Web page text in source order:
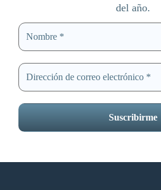
del año.